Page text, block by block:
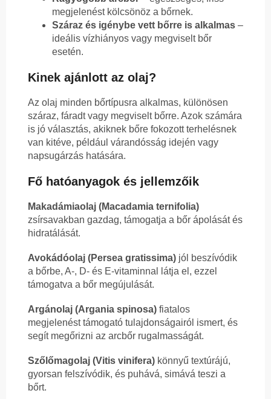
megjelenést kölcsönöz a bőrnek.
Száraz és igénybe vett bőrre is alkalmas –
ideális vízhiányos vagy megviselt bőr
esetén.
Kinek ajánlott az olaj?
Az olaj minden bőrtípusra alkalmas, különösen
száraz, fáradt vagy megviselt bőrre. Azok számára
is jó választás, akiknek bőre fokozott terhelésnek
van kitéve, például várandósság idején vagy
napsugárzás hatására.
Fő hatóanyagok és jellemzőik
Makadámiaolaj (Macadamia ternifolia)
zsírsavakban gazdag, támogatja a bőr ápolását és
hidratálását.
Avokádóolaj (Persea gratissima) jól beszívódik
a bőrbe, A-, D- és E-vitaminnal látja el, ezzel
támogatva a bőr megújulását.
Argánolaj (Argania spinosa) fiatalos
megjelenést támogató tulajdonságairól ismert, és
segít megőrizni az arcbőr rugalmasságát.
Szőlőmagolaj (Vitis vinifera) könnyű textúrájú,
gyorsan felszívódik, és puhává, simává teszi a
bőrt.